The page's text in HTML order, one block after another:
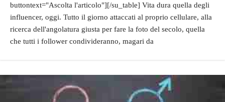
buttontext="Ascolta l'articolo"][/su_table] Vita dura quella degli
influencer, oggi. Tutto il giorno attaccati al proprio cellulare, alla
ricerca dell'angolatura giusta per fare la foto del secolo, quella
che tutti i follower condivideranno, magari da